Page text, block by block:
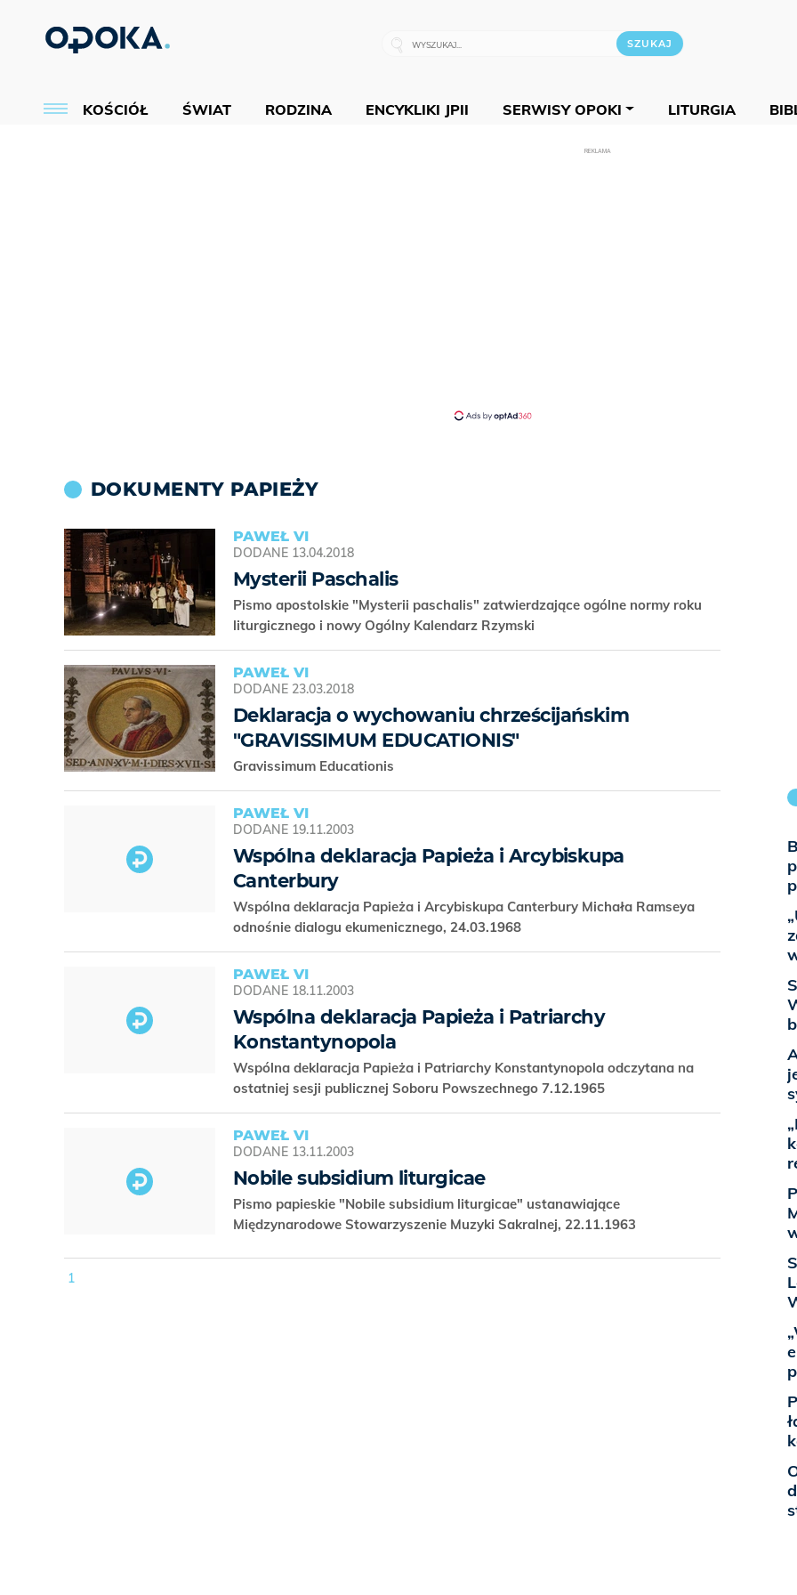
KOŚCIÓŁ ŚWIAT RODZINA ENCYKLIKI JPII SERWISY OPOKI LITURGIA
REKLAMA
DOKUMENTY PAPIEŻY
PAWEŁ VI
DODANE 13.04.2018
Mysterii Paschalis
Pismo apostolskie "Mysterii paschalis" zatwierdzające ogólne normy roku
liturgicznego i nowy Ogólny Kalendarz Rzymski
PAWEŁ VI
DODANE 23.03.2018
Deklaracja o wychowaniu chrześcijańskim
"GRAVISSIMUM EDUCATIONIS"
Gravissimum Educationis
PAWEŁ VI
DODANE 19.11.2003
Wspólna deklaracja Papieża i Arcybiskupa
Canterbury
Wspólna deklaracja Papieża i Arcybiskupa Canterbury Michała Ramseya
odnośnie dialogu ekumenicznego, 24.03.1968
PAWEŁ VI
DODANE 18.11.2003
Wspólna deklaracja Papieża i Patriarchy
Konstantynopola
Wspólna deklaracja Papieża i Patriarchy Konstantynopola odczytana na
ostatniej sesji publicznej Soboru Powszechnego 7.12.1965
PAWEŁ VI
DODANE 13.11.2003
Nobile subsidium liturgicae
Pismo papieskie "Nobile subsidium liturgicae" ustanawiające
Międzynarodowe Stowarzyszenie Muzyki Sakralnej, 22.11.1963
1